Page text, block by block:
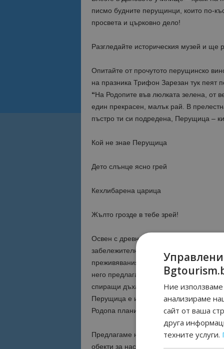
писмо будните перущинци, които по-
просвета и църковно дело!
Разгледайте историческия музей и ще
Опитайте от прочутото перущинско
на празника Трифон Зарезан тук пеят
“На Родопите във люлката зелена, от
един прекрасен, малък рай. В
пъстро ти си подредена, Перущица –
Кой не знае Перущица
Дето слънце ясно грей
Кехлибарена царица
Жълто грозде в тебе зрей!
Освен с древната си история и
забележителности и феномени в
преживявания. Къщите за гости и
него предлагат чудесни възможности
спиращи дъха невероятни гледки,
Перущица е известна в България и по
Родопа планина още повече ще Ви
Предлагаме на нашите гости и туристи
обекти за настаняване в Перущица.
Ние
анализираме
сайт от ваша
друга
техните услуги.